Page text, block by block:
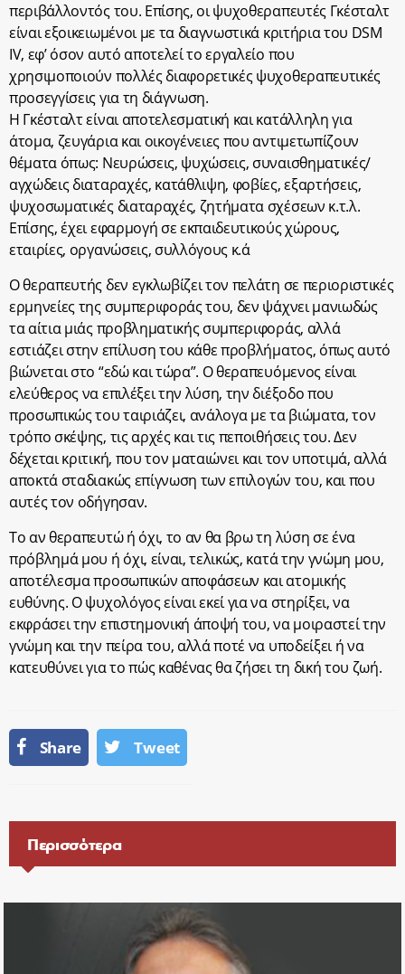
περιβάλλοντός του. Επίσης, οι ψυχοθεραπευτές Γκέσταλτ
είναι εξοικειωμένοι με τα διαγνωστικά κριτήρια του DSM
IV, εφ’ όσον αυτό αποτελεί το εργαλείο που
χρησιμοποιούν πολλές διαφορετικές ψυχοθεραπευτικές
προσεγγίσεις για τη διάγνωση.
Η Γκέσταλτ είναι αποτελεσματική και κατάλληλη για
άτομα, ζευγάρια και οικογένειες που αντιμετωπίζουν
θέματα όπως: Νευρώσεις, ψυχώσεις, συναισθηματικές/
αγχώδεις διαταραχές, κατάθλιψη, φοβίες, εξαρτήσεις,
ψυχοσωματικές διαταραχές, ζητήματα σχέσεων κ.τ.λ.
Επίσης, έχει εφαρμογή σε εκπαιδευτικούς χώρους,
εταιρίες, οργανώσεις, συλλόγους κ.ά
Ο θεραπευτής δεν εγκλωβίζει τον πελάτη σε περιοριστικές
ερμηνείες της συμπεριφοράς του, δεν ψάχνει μανιωδώς
τα αίτια μιάς προβληματικής συμπεριφοράς, αλλά
εστιάζει στην επίλυση του κάθε προβλήματος, όπως αυτό
βιώνεται στο “εδώ και τώρα”. Ο θεραπευόμενος είναι
ελεύθερος να επιλέξει την λύση, την διέξοδο που
προσωπικώς του ταιριάζει, ανάλογα με τα βιώματα, τον
τρόπο σκέψης, τις αρχές και τις πεποιθήσεις του. Δεν
δέχεται κριτική, που τον ματαιώνει και τον υποτιμά, αλλά
αποκτά σταδιακώς επίγνωση των επιλογών του, και που
αυτές τον οδήγησαν.
Το αν θεραπευτώ ή όχι, το αν θα βρω τη λύση σε ένα
πρόβλημά μου ή όχι, είναι, τελικώς, κατά την γνώμη μου,
αποτέλεσμα προσωπικών αποφάσεων και ατομικής
ευθύνης. Ο ψυχολόγος είναι εκεί για να στηρίξει, να
εκφράσει την επιστημονική άποψή του, να μοιραστεί την
γνώμη και την πείρα του, αλλά ποτέ να υποδείξει ή να
κατευθύνει για το πώς καθένας θα ζήσει τη δική του ζωή.
Share Tweet
Περισσότερα